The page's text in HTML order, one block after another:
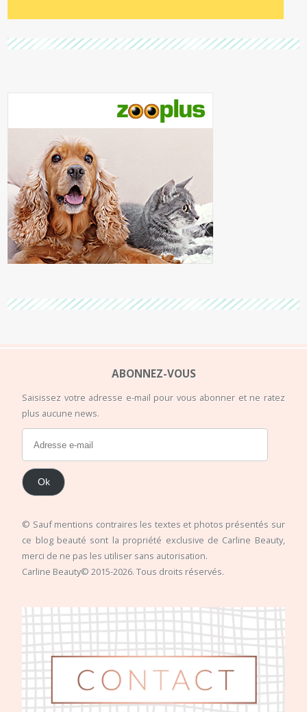
ABONNEZ-VOUS
Saisissez votre adresse e-mail pour vous abonner et ne ratez
plus aucune news.
Ok
© Sauf mentions contraires les textes et photos présentés sur
ce blog beauté sont la propriété exclusive de Carline Beauty,
merci de ne pas les utiliser sans autorisation.
Carline Beauty© 2015-2026. Tous droits réservés.